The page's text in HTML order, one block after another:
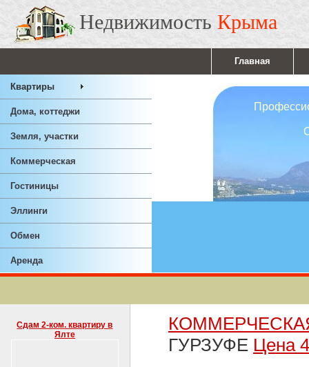
Недвижимость Крыма
Главная
Квартиры
Дома, коттеджи
Земля, участки
Коммерческая
Гостиницы
Эллинги
Обмен
Аренда
Сдам 2-ком. квартиру в
Ялте
ГУРЗУФЕ Цена